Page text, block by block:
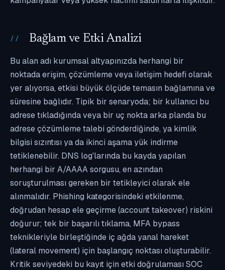
Bağlam ve Etki Analizi
Bu alan adı kurumsal altyapınızda herhangi bir
noktada erişim, çözümleme veya iletişim hedefi olarak
yer alıyorsa, etkisi büyük ölçüde temasın bağlamına ve
süresine bağlıdır. Tipik bir senaryoda; bir kullanıcı bu
adrese tıkladığında veya bir uç nokta arka planda bu
adrese çözümleme talebi gönderdiğinde, ya kimlik
bilgisi sızıntısı ya da ikinci aşama yük indirme
tetiklenebilir. DNS log'larında bu kayda yapılan
herhangi bir A/AAAA sorgusu, en azından
soruşturulması gereken bir tetikleyici olarak ele
alınmalıdır. Phishing kategorisindeki etkilenme,
doğrudan hesap ele geçirme (account takeover) riskini
doğurur; tek bir başarılı tıklama, MFA bypass
teknikleriyle birleştiğinde iç ağda yanal hareket
(lateral movement) için başlangıç noktası oluşturabilir.
Kritik seviyedeki bu kayıt için etki doğrulaması SOC